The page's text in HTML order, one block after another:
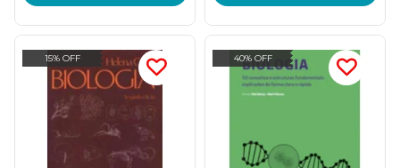
15% OFF 40% OFF